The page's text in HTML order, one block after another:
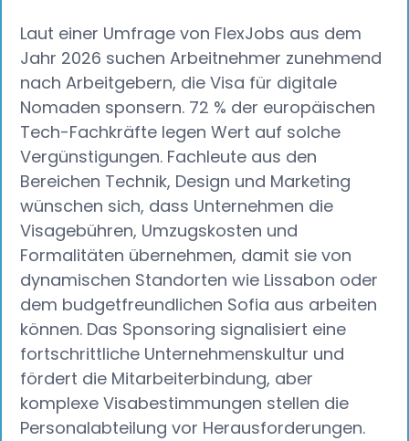
Laut einer Umfrage von FlexJobs aus dem
Jahr 2026 suchen Arbeitnehmer zunehmend
nach Arbeitgebern, die Visa für digitale
Nomaden sponsern. 72 % der europäischen
Tech-Fachkräfte legen Wert auf solche
Vergünstigungen. Fachleute aus den
Bereichen Technik, Design und Marketing
wünschen sich, dass Unternehmen die
Visagebühren, Umzugskosten und
Formalitäten übernehmen, damit sie von
dynamischen Standorten wie Lissabon oder
dem budgetfreundlichen Sofia aus arbeiten
können. Das Sponsoring signalisiert eine
fortschrittliche Unternehmenskultur und
fördert die Mitarbeiterbindung, aber
komplexe Visabestimmungen stellen die
Personalabteilung vor Herausforderungen.